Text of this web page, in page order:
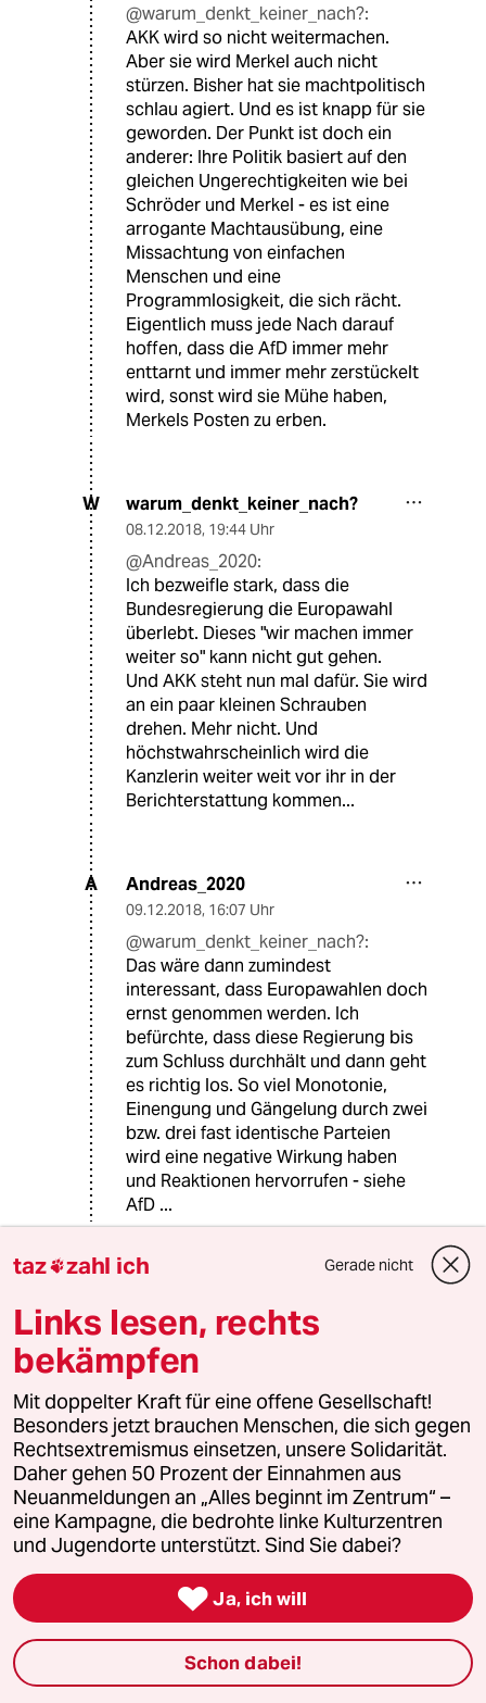
@warum_denkt_keiner_nach?:
AKK wird so nicht weitermachen.
Aber sie wird Merkel auch nicht
stürzen. Bisher hat sie machtpolitisch
schlau agiert. Und es ist knapp für sie
geworden. Der Punkt ist doch ein
anderer: Ihre Politik basiert auf den
gleichen Ungerechtigkeiten wie bei
Schröder und Merkel - es ist eine
arrogante Machtausübung, eine
Missachtung von einfachen
Menschen und eine
Programmlosigkeit, die sich rächt.
Eigentlich muss jede Nach darauf
hoffen, dass die AfD immer mehr
enttarnt und immer mehr zerstückelt
wird, sonst wird sie Mühe haben,
Merkels Posten zu erben.
W warum_denkt_keiner_nach?
08.12.2018, 19:44 Uhr
@Andreas_2020:
Ich bezweifle stark, dass die
Bundesregierung die Europawahl
überlebt. Dieses "wir machen immer
weiter so" kann nicht gut gehen.
Und AKK steht nun mal dafür. Sie wird
an ein paar kleinen Schrauben
drehen. Mehr nicht. Und
höchstwahrscheinlich wird die
Kanzlerin weiter weit vor ihr in der
Berichterstattung kommen...
A Andreas_2020
09.12.2018, 16:07 Uhr
@warum_denkt_keiner_nach?:
Das wäre dann zumindest
interessant, dass Europawahlen doch
ernst genommen werden. Ich
befürchte, dass diese Regierung bis
zum Schluss durchhält und dann geht
es richtig los. So viel Monotonie,
Einengung und Gängelung durch zwei
bzw. drei fast identische Parteien
wird eine negative Wirkung haben
und Reaktionen hervorrufen - siehe
AfD ...
07.12.2018,23:31 Uhr
Haha, yesterday! Merz und Freunde! aber so
was von.....und ihr wisst gar nicht warum, gell!?
Selbst die CDU....euch weit voraus.
Tom Zwanziger
07.12.2018 ,23:07 Uhr
Während der gesamten Periode dieser
Roadshow mit Talkshow-Pitstopps kam der
Merz doch elendig gestrig rüber. Das
Aufgreifen aktueller Diskussionen, das
in seiner Rede auf dem Parteitag.
Heute mussten gar die längst verbürgerlichten
taz zahl ich Gerade nicht
Links lesen, rechts
bekämpfen
Mit doppelter Kraft für eine offene Gesellschaft!
Besonders jetzt brauchen Menschen, die sich gegen
Rechtsextremismus einsetzen, unsere Solidarität.
Daher gehen 50 Prozent der Einnahmen aus
Neuanmeldungen an „Alles beginnt im Zentrum“ –
eine Kampagne, die bedrohte linke Kulturzentren
und Jugendorte unterstützt. Sind Sie dabei?
 Ja, ich will
Schon dabei!